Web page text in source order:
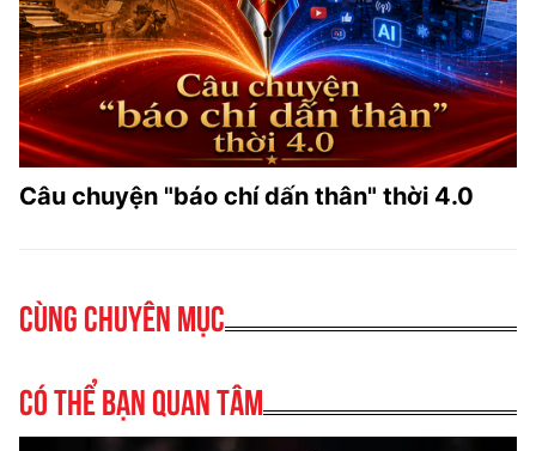
Câu chuyện "báo chí dấn thân" thời 4.0
Cùng chuyên mục
Có thể bạn quan tâm